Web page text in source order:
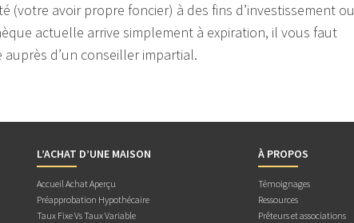
(votre avoir propre foncier) à des fins d’investissement ou
actuelle arrive simplement à expiration, il vous faut
d’un conseiller impartial.
L’ACHAT D’UNE MAISON
Accueil Achat Aperçu
Préapprobation Hypothécaire
Taux Fixe Vs Taux Variable
À PROPOS
Témoignages
Ressources
Prêteurs et associations